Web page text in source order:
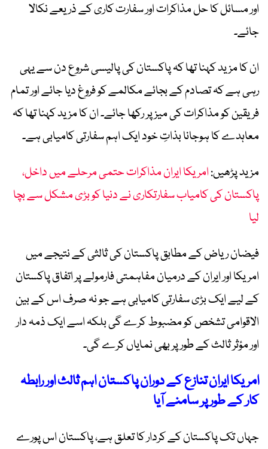
اور مسائل کا حل مذاکرات اور سفارت کاری کے ذریعے نکالا
جائے۔
ان کا مزید کہنا تھا کہ پاکستان کی پالیسی شروع دن سے یہی
رہی ہے کہ تصادم کے بجائے مکالمے کو فروغ دیا جائے اور تمام
فریقین کو مذاکرات کی میز پر رکھا جائے۔ ان کا مزید کہنا تھا کہ
معاہدے کا ہوجانا بذاتِ خود ایک اہم سفارتی کامیابی ہے۔
مزید پڑھیں:امریکا ایران مذاکرات حتمی مرحلے میں داخل،
پاکستان کی کامیاب سفارتکاری نے دنیا کو بڑی مشکل سے بچا
لیا
فیضان ریاض کے مطابق پاکستان کی ثالثی کے نتیجے میں
امریکا اور ایران کے درمیان مفاہمتی فارمولے پر اتفاق پاکستان
کے لیے ایک بڑی سفارتی کامیابی ہے جو نہ صرف اس کے بین
الاقوامی تشخص کو مضبوط کرے گی بلکہ اسے ایک ذمہ دار
اور مؤثر ثالث کے طور پر بھی نمایاں کرے گی۔
امریکا ایران تنازع کے دوران پاکستان اہم ثالث اور رابطہ
کار کے طور پر سامنے آیا
جہاں تک پاکستان کے کردار کا تعلق ہے، پاکستان اس پورے